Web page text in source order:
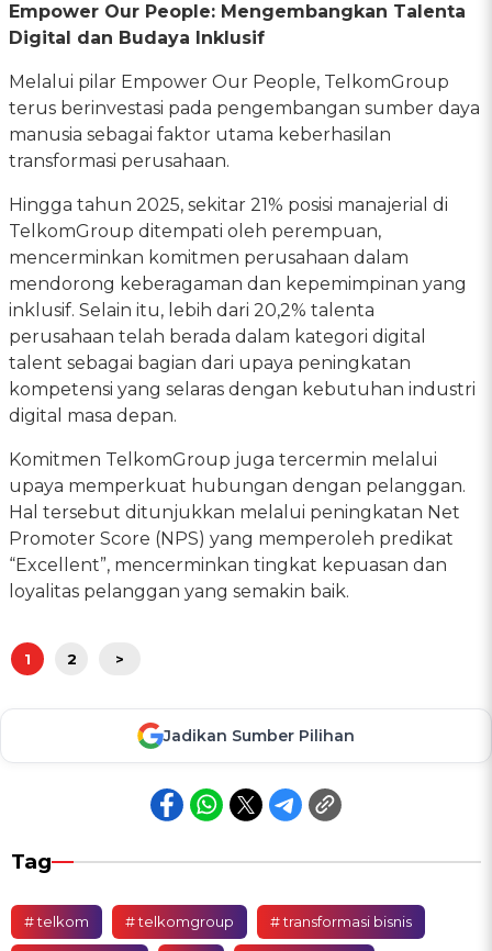
Empower Our People: Mengembangkan Talenta
Digital dan Budaya Inklusif
Melalui pilar Empower Our People, TelkomGroup
terus berinvestasi pada pengembangan sumber daya
manusia sebagai faktor utama keberhasilan
transformasi perusahaan.
Hingga tahun 2025, sekitar 21% posisi manajerial di
TelkomGroup ditempati oleh perempuan,
mencerminkan komitmen perusahaan dalam
mendorong keberagaman dan kepemimpinan yang
inklusif. Selain itu, lebih dari 20,2% talenta
perusahaan telah berada dalam kategori digital
talent sebagai bagian dari upaya peningkatan
kompetensi yang selaras dengan kebutuhan industri
digital masa depan.
Komitmen TelkomGroup juga tercermin melalui
upaya memperkuat hubungan dengan pelanggan.
Hal tersebut ditunjukkan melalui peningkatan Net
Promoter Score (NPS) yang memperoleh predikat
“Excellent”, mencerminkan tingkat kepuasan dan
loyalitas pelanggan yang semakin baik.
1 2 >
Jadikan Sumber Pilihan
Tag
# telkom # telkomgroup # transformasi bisnis